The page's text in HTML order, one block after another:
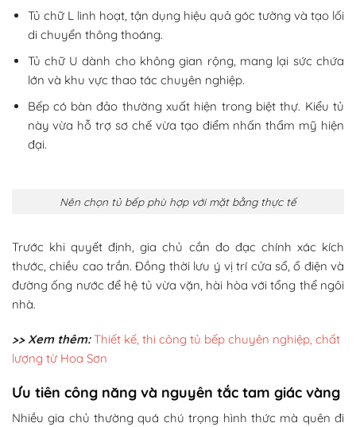
Tủ chữ L linh hoạt, tận dụng hiệu quả góc tường và tạo lối
di chuyển thông thoáng.
Tủ chữ U dành cho không gian rộng, mang lại sức chứa
lớn và khu vực thao tác chuyên nghiệp.
Bếp có bàn đảo thường xuất hiện trong biệt thự. Kiểu tủ
này vừa hỗ trợ sơ chế vừa tạo điểm nhấn thẩm mỹ hiện
đại.
Nên chọn tủ bếp phù hợp với mặt bằng thực tế
Trước khi quyết định, gia chủ cần đo đạc chính xác kích
thước, chiều cao trần. Đồng thời lưu ý vị trí cửa sổ, ổ điện và
đường ống nước để hệ tủ vừa vặn, hài hòa với tổng thể ngôi
nhà.
>> Xem thêm: Thiết kế, thi công tủ bếp chuyên nghiệp, chất
lượng từ Hoa Sơn
Ưu tiên công năng và nguyên tắc tam giác vàng
Nhiều gia chủ thường quá chú trọng hình thức mà quên đi